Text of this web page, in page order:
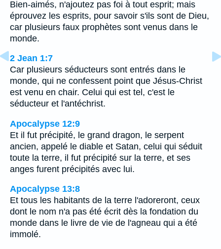
Bien-aimés, n'ajoutez pas foi à tout esprit; mais
éprouvez les esprits, pour savoir s'ils sont de Dieu,
car plusieurs faux prophètes sont venus dans le
monde.
2 Jean 1:7
Car plusieurs séducteurs sont entrés dans le
monde, qui ne confessent point que Jésus-Christ
est venu en chair. Celui qui est tel, c'est le
séducteur et l'antéchrist.
Apocalypse 12:9
Et il fut précipité, le grand dragon, le serpent
ancien, appelé le diable et Satan, celui qui séduit
toute la terre, il fut précipité sur la terre, et ses
anges furent précipités avec lui.
Apocalypse 13:8
Et tous les habitants de la terre l'adoreront, ceux
dont le nom n'a pas été écrit dès la fondation du
monde dans le livre de vie de l'agneau qui a été
immolé.